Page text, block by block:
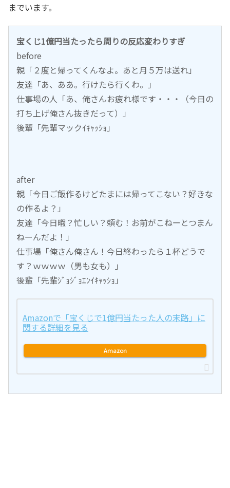
までいます。
宝くじ1億円当たったら周りの反応変わりすぎ
before
親「２度と帰ってくんなよ。あと月５万は送れ」
友達「あ、ああ。行けたら行くわ。」
仕事場の人「あ、俺さんお疲れ様です・・・（今日の
打ち上げ俺さん抜きだって）」
後輩「先輩マックｲｷｬｯｼｮ」
after
親「今日ご飯作るけどたまには帰ってこない？好きな
の作るよ？」
友達「今日暇？忙しい？頼む！お前がこねーとつまん
ねーんだよ！」
仕事場「俺さん俺さん！今日終わったら１杯どうで
す？ｗｗｗｗ（男も女も）」
後輩「先輩ｼﾞｮｼﾞｮｴﾝｲｷｬｯｼｮ」
Amazonで「宝くじで1億円当たった人の末路」に
関する詳細を見る
Amazon